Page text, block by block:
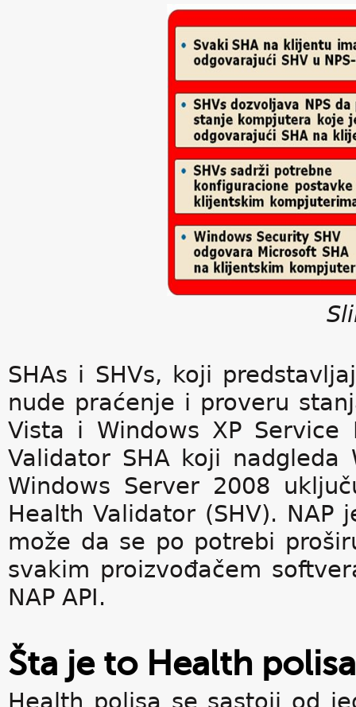
SHAs i SHVs, koji
nude praćenje i proveru
Vista i Windows XP Service
Validator SHA koji nadgleda
Windows Server 2008
Health Validator (SHV).
može da se po potrebi
svakim proizvođačem
NAP API.
Šta je to Health
Health polisa se sastoji od